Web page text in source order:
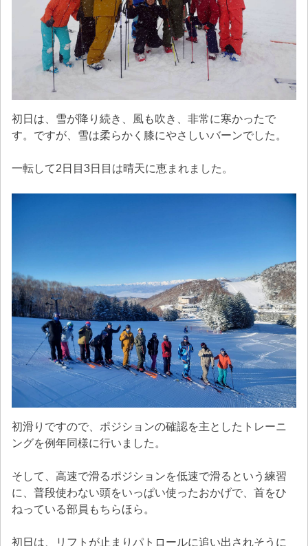
初日は、雪が降り続き、風も吹き、非常に寒かったで
す。ですが、雪は柔らかく膝にやさしいバーンでした。
一転して2日目3日目は晴天に恵まれました。
初滑りですので、ポジションの確認を主としたトレーニ
ングを例年同様に行いました。
そして、高速で滑るポジションを低速で滑るという練習
に、普段使わない頭をいっぱい使ったおかげで、首をひ
ねっている部員もちらほら。
初日は、リフトが止まりパトロールに追い出されそうに